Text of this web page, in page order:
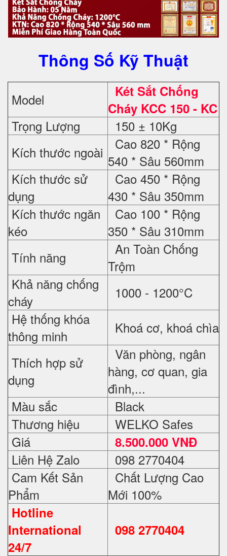
Thông Số Kỹ Thuật
Model
Két Sắt Chống
Cháy KCC 150 - KC
Trọng Lượng
150 ± 10Kg
Kích thước ngoài
Cao 820 * Rộng
540 * Sâu 560mm
Kích thước sử
dụng
Cao 450 * Rộng
430 * Sâu 350mm
Kích thước ngăn
kéo
Cao 100 * Rộng
350 * Sâu 310mm
Tính năng
An Toàn Chống
Trộm
Khả năng chống
cháy
1000 - 1200°C
Hệ thống khóa
thông minh
Khoá cơ, khoá chìa
Thích hợp sử
dụng
Văn phòng, ngân
hàng, cơ quan, gia
đình,...
Màu sắc
Black
Thương hiệu
WELKO Safes
Giá
8.500.000 VNĐ
Liên Hệ Zalo
098 2770404
Cam Kết Sản
Phẩm
Chất Lượng Cao
Mới 100%
Hotline
International
24/7
098 2770404